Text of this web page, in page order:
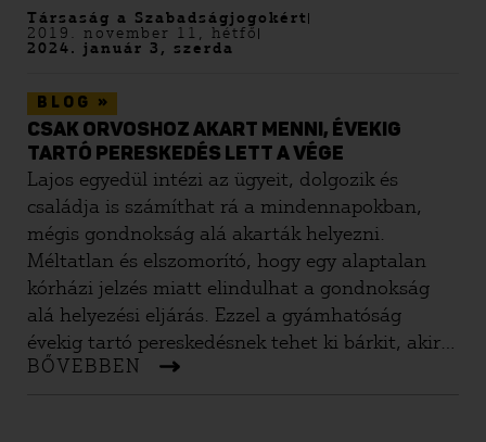
Társaság a Szabadságjogokért
2019. november 11, hétfő
2024. január 3, szerda
BLOG »
CSAK ORVOSHOZ AKART MENNI, ÉVEKIG
TARTÓ PERESKEDÉS LETT A VÉGE
Lajos egyedül intézi az ügyeit, dolgozik és
családja is számíthat rá a mindennapokban,
mégis gondnokság alá akarták helyezni.
Méltatlan és elszomorító, hogy egy alaptalan
kórházi jelzés miatt elindulhat a gondnokság
alá helyezési eljárás. Ezzel a gyámhatóság
évekig tartó pereskedésnek tehet ki bárkit, akiről
egyetlen orvos azt gondolja, hogy pszichiátriai
BŐVEBBEN